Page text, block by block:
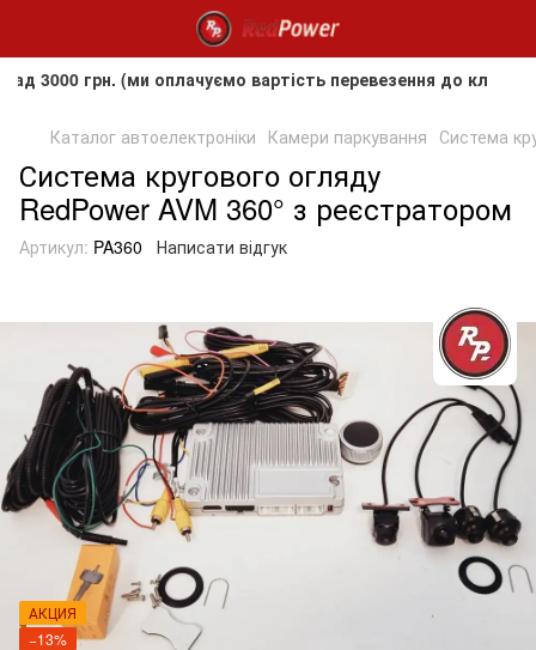
(ми оплачуємо вартість перевезення до клієнта,
Каталог автоелектроніки Камери паркування Система
Система кругового огляду
RedPower AVM 360° з реєстратором
Артикул: PA360 Написати відгук
АКЦИЯ
−13%